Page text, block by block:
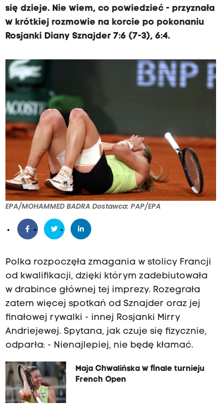
się dzieje. Nie wiem, co powiedzieć - przyznała
w krótkiej rozmowie na korcie po pokonaniu
Rosjanki Diany Sznajder 7:6 (7-3), 6:4.
EPA/MOHAMMED BADRA Dostawca: PAP/EPA
Polka rozpoczęła zmagania w stolicy Francji
od kwalifikacji, dzięki którym zadebiutowała
w drabince głównej tej imprezy. Rozegrała
zatem więcej spotkań od Sznajder oraz jej
finałowej rywalki - innej Rosjanki Mirry
Andriejewej. Spytana, jak czuje się fizycznie,
odparła: - Nienajlepiej, nie będę kłamać.
Maja Chwalińska w finale turnieju
French Open